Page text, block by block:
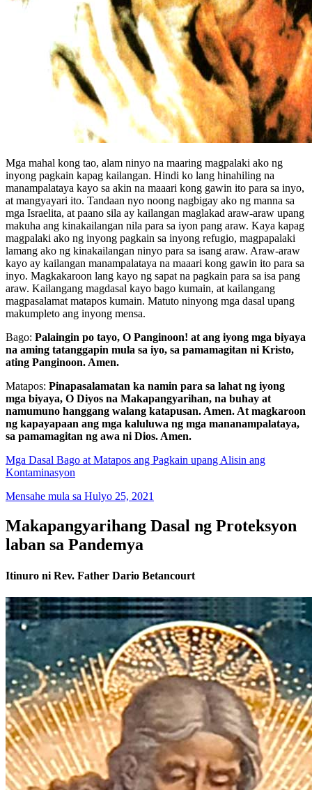
Mga mahal kong tao, alam ninyo na maaring magpalaki ako ng
inyong pagkain kapag kailangan. Hindi ko lang hinahiling na
manampalataya kayo sa akin na maaari kong gawin ito para sa inyo,
at mangyayari ito. Tandaan nyo noong nagbigay ako ng manna sa
mga Israelita, at paano sila ay kailangan maglakad araw-araw upang
makuha ang kinakailangan nila para sa iyon pang araw. Kaya kapag
magpalaki ako ng inyong pagkain sa inyong refugio, magpapalaki
lamang ako ng kinakailangan ninyo para sa isang araw. Araw-araw
kayo ay kailangan manampalataya na maaari kong gawin ito para sa
inyo. Magkakaroon lang kayo ng sapat na pagkain para sa isa pang
araw. Kailangang magdasal kayo bago kumain, at kailangang
magpasalamat matapos kumain. Matuto ninyong mga dasal upang
makumpleto ang inyong mensa.
Bago: Palaingin po tayo, O Panginoon! at ang iyong mga biyaya
na aming tatanggapin mula sa iyo, sa pamamagitan ni Kristo,
ating Panginoon. Amen.
Matapos: Pinapasalamatan ka namin para sa lahat ng iyong
mga biyaya, O Diyos na Makapangyarihan, na buhay at
namumuno hanggang walang katapusan. Amen. At magkaroon
ng kapayapaan ang mga kaluluwa ng mga mananampalataya,
sa pamamagitan ng awa ni Dios. Amen.
Mga Dasal Bago at Matapos ang Pagkain upang Alisin ang
Kontaminasyon
Mensahe mula sa Hulyo 25, 2021
Makapangyarihang Dasal ng Proteksyon
laban sa Pandemya
Itinuro ni Rev. Father Dario Betancourt